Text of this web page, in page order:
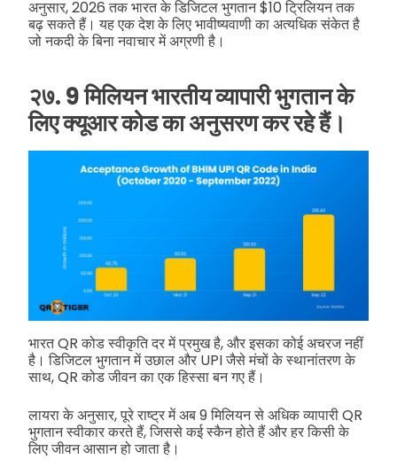
अनुसार, 2026 तक भारत के डिजिटल भुगतान $10 ट्रिलियन तक
बढ़ सकते हैं। यह एक देश के लिए भावीष्यवाणी का अत्यधिक संकेत है
जो नकदी के बिना नवाचार में अग्रणी है।
२७. 9 मिलियन भारतीय व्यापारी भुगतान के
लिए क्यूआर कोड का अनुसरण कर रहे हैं।
भारत QR कोड स्वीकृति दर में प्रमुख है, और इसका कोई अचरज नहीं
है। डिजिटल भुगतान में उछाल और UPI जैसे मंचों के स्थानांतरण के
साथ, QR कोड जीवन का एक हिस्सा बन गए हैं।
लायरा के अनुसार, पूरे राष्ट्र में अब 9 मिलियन से अधिक व्यापारी QR
भुगतान स्वीकार करते हैं, जिससे कई स्कैन होते हैं और हर किसी के
लिए जीवन आसान हो जाता है।